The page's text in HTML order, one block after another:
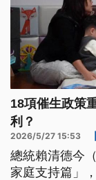
18項催生政策
利？
2026/5/27 15:53
總統賴清德今
家庭支持篇」